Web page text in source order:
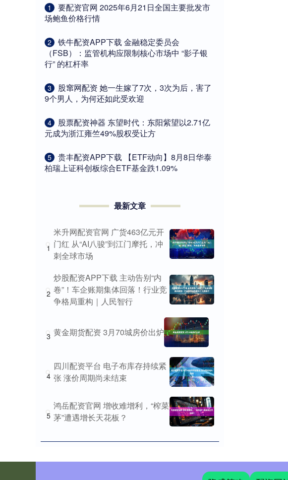
1
​要配资官网 2025年6月21日全国主要批发市
场鲍鱼价格行情
2
​铁牛配资APP下载 金融稳定委员会
（FSB）：监管机构应限制核心市场中 “影子银
行” 的杠杆率
3
​股窜网配资 她一生嫁了7次，3次为后，害了
9个男人，为何还如此受欢迎
4
​股票配资神器 东望时代：东阳紫望以2.71亿
元成为浙江雍竺49%股权受让方
5
​贵丰配资APP下载 【ETF动向】8月8日华泰
柏瑞上证科创板综合ETF基金跌1.09%
最新文章
1
米升网配资官网 广货463亿元开
门红 从“AI八骏”到江门摩托，冲
刺全球市场
2
炒股配资APP下载 主动告别“内
卷”！车企账期集体回落！行业竞
争格局重构｜人民智行
3 黄金期货配资 3月70城房价出炉
4
四川配资平台 电子布库存持续紧
张 涨价周期尚未结束
5
鸿岳配资官网 增收难增利，“榨菜
茅”遭遇增长天花板？